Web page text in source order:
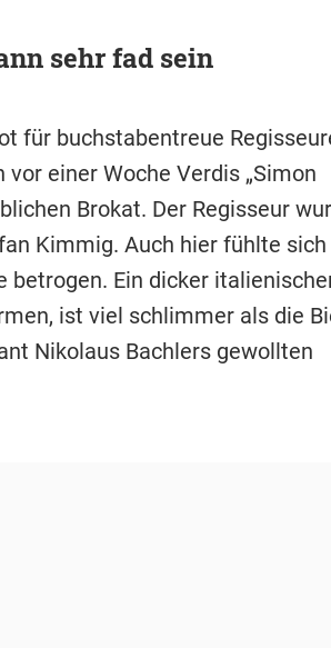
sehr fad sein
für buchstabentreue
einer Woche Verdis „Simon
Brokat. Der Regisseur
Kimmig. Auch hier fühlte sich
betrogen. Ein dicker
ist viel schlimmer als die
Nikolaus Bachlers gewollten